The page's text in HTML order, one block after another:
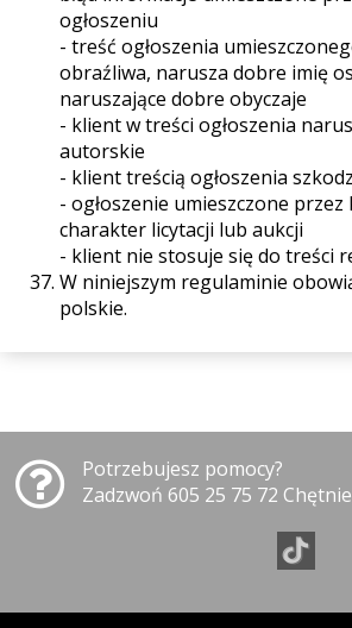
ogłoszeniu
- treść ogłoszenia
obraźliwa, narusza dobre imię
naruszające dobre obyczaje
- klient w treści ogłoszenia
autorskie
- klient treścią ogłoszenia
- ogłoszenie umieszczone przez
charakter licytacji lub aukcji
- klient nie stosuje się do treści
W niniejszym regulaminie
polskie.
Potrzebujesz pomocy?
Zadzwoń 605 25 75 72